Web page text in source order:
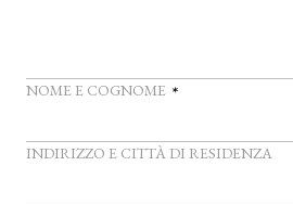
NOME E COGNOME *
INDIRIZZO E CITTÀ DI RESIDENZA